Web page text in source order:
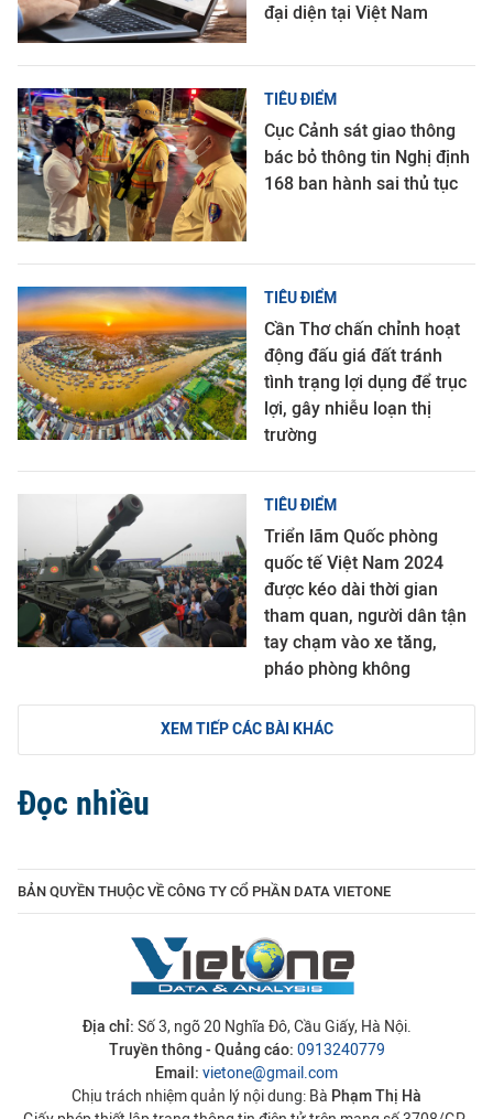
đại diện tại Việt Nam
TIÊU ĐIỂM
Cục Cảnh sát giao thông
bác bỏ thông tin Nghị định
168 ban hành sai thủ tục
TIÊU ĐIỂM
Cần Thơ chấn chỉnh hoạt
động đấu giá đất tránh
tình trạng lợi dụng để trục
lợi, gây nhiễu loạn thị
trường
TIÊU ĐIỂM
Triển lãm Quốc phòng
quốc tế Việt Nam 2024
được kéo dài thời gian
tham quan, người dân tận
tay chạm vào xe tăng,
pháo phòng không
XEM TIẾP CÁC BÀI KHÁC
Đọc nhiều
BẢN QUYỀN THUỘC VỀ CÔNG TY CỔ PHẦN DATA VIETONE
Địa chỉ: Số 3, ngõ 20 Nghĩa Đô, Cầu Giấy, Hà Nội.
Truyền thông - Quảng cáo: 0913240779
Email: vietone@gmail.com
Chịu trách nhiệm quản lý nội dung: Bà Phạm Thị Hà